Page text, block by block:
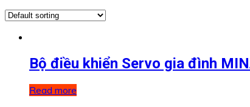
Bộ điều khiển Servo gia đình
Read more